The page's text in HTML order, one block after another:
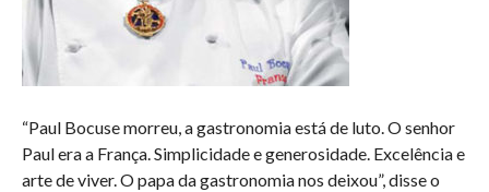
“Paul Bocuse morreu, a gastronomia está de luto. O senhor
Paul era a França. Simplicidade e generosidade. Excelência e
arte de viver. O papa da gastronomia nos deixou”, disse o